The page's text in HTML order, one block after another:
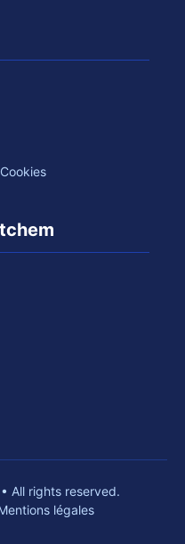
All rights reserved.
légales